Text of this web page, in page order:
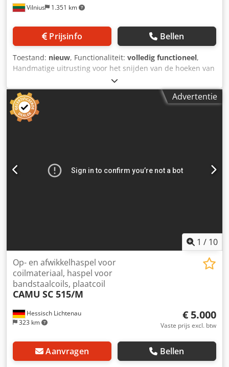
Vilnius 1.351 km
Prijsinfo Bellen
Toestand: nieuw, Functionaliteit: volledig functioneel,
Handmatige uitrusting voor het snijden van de hoeken van
doosuitslagen en het maken van V- en U-vormige groeven.
Ideaal voor mock-up monsters en kleine series.
Hoekmaten: max. 150 x 150 mm Kartonnenmaten: max.
700 x 700 mm (doos) max. 1000 x 700 mm (kartondeksel)
Karton dikte: min. 1 mm – max. 4 mm Gereedschap: Nr.1
Wielbasis: geen limiet
Advertentie
1 / 10
Hessisch Lichtenau
323 km
Op- en afwikkelhaspel voor
coilmateriaal, haspel voor
bandstaalcoils, plaatcoil
CAMU SC 515/M
€ 5.000
Vaste prijs excl. btw
Aanvragen Bellen